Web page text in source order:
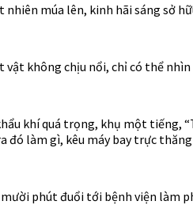
múa lên, kinh hãi sáng sở
không chịu nổi, chỉ có thể
khí quá trọng, khụ một
đó làm gì, kêu máy bay trực
phút đuổi tới bệnh viện làm